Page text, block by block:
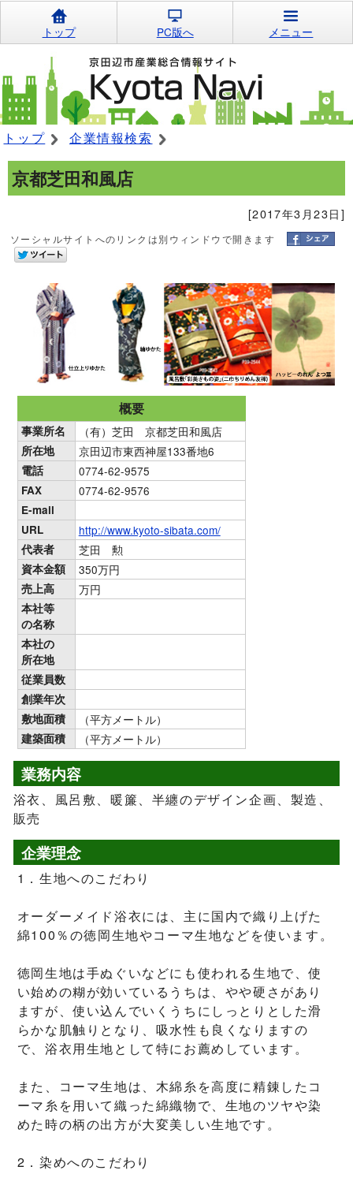
トップ PC版へ メニュー
トップ 企業情報検索
京都芝田和風店
[2017年3月23日]
ソーシャルサイトへのリンクは別ウィンドウで開きます
概要
事業所名 （有）芝田 京都芝田和風店
所在地 京田辺市東西神屋133番地6
電話 0774-62-9575
FAX 0774-62-9576
E-mail
URL
http://www.kyoto-sibata.com/
代表者 芝田 勲
資本金額 350万円
売上高 万円
本社等
の名称
本社の
所在地
従業員数
創業年次
敷地面積
（平方メートル）
建築面積 （平方メートル）
業務内容
浴衣、風呂敷、暖簾、半纏のデザイン企画、製造、
販売
企業理念
1．生地へのこだわり
オーダーメイド浴衣には、主に国内で織り上げた
綿100％の徳岡生地やコーマ生地などを使います。
徳岡生地は手ぬぐいなどにも使われる生地で、使
い始めの糊が効いているうちは、やや硬さがあり
ますが、使い込んでいくうちにしっとりとした滑
らかな肌触りとなり、吸水性も良くなりますの
で、浴衣用生地として特にお薦めしています。
また、コーマ生地は、木綿糸を高度に精錬したコ
ーマ糸を用いて織った綿織物で、生地のツヤや染
めた時の柄の出方が大変美しい生地です。
2．染めへのこだわり